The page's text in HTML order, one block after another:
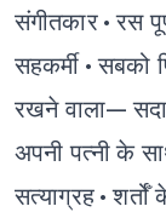
संगीतकार • रस
सहकर्मी • सबको
रखने वाला—
अपनी पत्नी के
सत्याग्रह •